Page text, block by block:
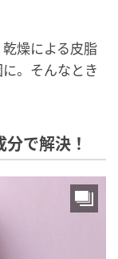
燥による皮脂
。そんなとき
で解決！